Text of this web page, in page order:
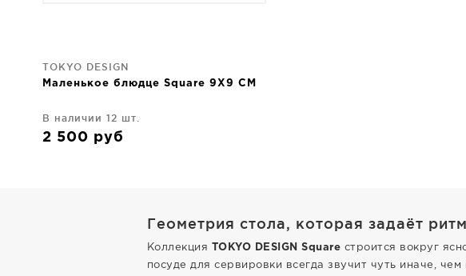
TOKYO DESIGN
Маленькое блюдце Square 9X9 CM
В наличии 12 шт.
2 500 руб
Геометрия стола, которая задаёт
Коллекция TOKYO DESIGN Square строится вокруг
посуде для сервировки всегда звучит чуть иначе,